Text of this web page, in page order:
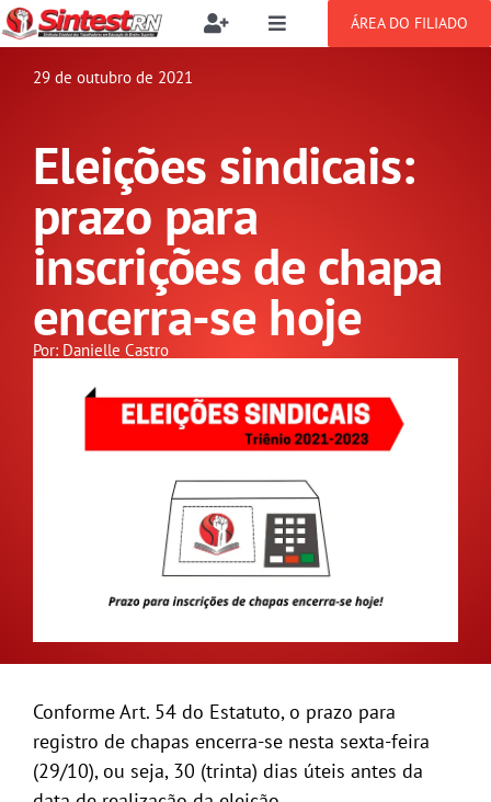
Ir
para
Toggle
Buscar
resultados
Filie-se
Benefícios
Setor jurídico
Toggle
SOBRE
NOTÍCIAS
PUBLICAÇÕES
ÁREA DO FILIADO
29 de outubro de 2021
Eleições sindicais:
prazo para
inscrições de chapa
encerra-se hoje
Por: Danielle Castro
Conforme Art. 54 do Estatuto, o prazo para
registro de chapas encerra-se nesta sexta-feira
(29/10), ou seja, 30 (trinta) dias úteis antes da